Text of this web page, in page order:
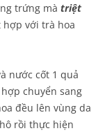
trứng mà triệt
hợp với trà hoa
nước cốt 1 quả
chuyển sang
đều lên vùng da
rồi thực hiện